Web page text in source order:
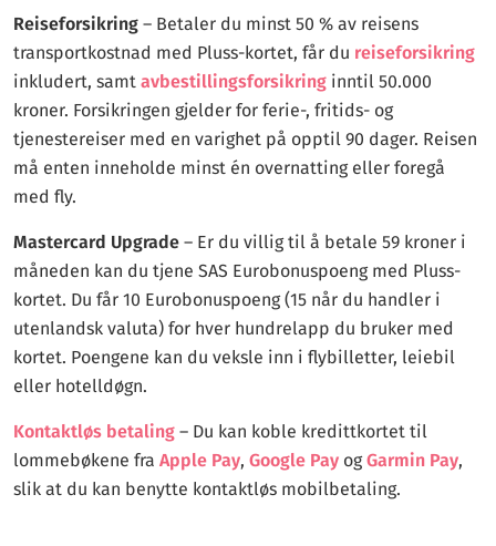
Reiseforsikring – Betaler du minst 50 % av reisens
transportkostnad med Pluss-kortet, får du reiseforsikring
inkludert, samt avbestillingsforsikring inntil 50.000
kroner. Forsikringen gjelder for ferie-, fritids- og
tjenestereiser med en varighet på opptil 90 dager. Reisen
må enten inneholde minst én overnatting eller foregå
med fly.
Mastercard Upgrade – Er du villig til å betale 59 kroner i
måneden kan du tjene SAS Eurobonuspoeng med Pluss-
kortet. Du får 10 Eurobonuspoeng (15 når du handler i
utenlandsk valuta) for hver hundrelapp du bruker med
kortet. Poengene kan du veksle inn i flybilletter, leiebil
eller hotelldøgn.
Kontaktløs betaling – Du kan koble kredittkortet til
lommebøkene fra Apple Pay, Google Pay ogGarmin Pay,
slik at du kan benytte kontaktløs mobilbetaling.